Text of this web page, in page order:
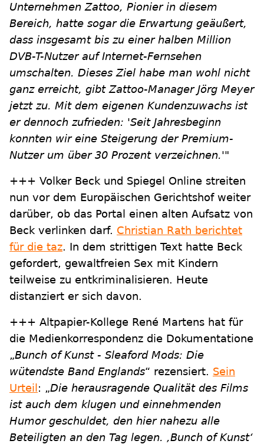
Unternehmen Zattoo, Pionier in diesem
Bereich, hatte sogar die Erwartung geäußert,
dass insgesamt bis zu einer halben Million
DVB-T-Nutzer auf Internet-Fernsehen
umschalten. Dieses Ziel habe man wohl nicht
ganz erreicht, gibt Zattoo-Manager Jörg Meyer
jetzt zu. Mit dem eigenen Kundenzuwachs ist
er dennoch zufrieden: 'Seit Jahresbeginn
konnten wir eine Steigerung der Premium-
Nutzer um über 30 Prozent verzeichnen.'"
+++ Volker Beck und Spiegel Online streiten
nun vor dem Europäischen Gerichtshof weiter
darüber, ob das Portal einen alten Aufsatz von
Beck verlinken darf. Christian Rath berichtet
für die taz. In dem strittigen Text hatte Beck
gefordert, gewaltfreien Sex mit Kindern
teilweise zu entkriminalisieren. Heute
distanziert er sich davon.
+++ Altpapier-Kollege René Martens hat für
die Medienkorrespondenz die Dokumentatione
„Bunch of Kunst - Sleaford Mods: Die
wütendste Band Englands“ rezensiert. Sein
Urteil : „Die herausragende Qualität des Films
ist auch dem klugen und einnehmenden
Humor geschuldet, den hier nahezu alle
Beteiligten an den Tag legen. ‚Bunch of Kunst‘